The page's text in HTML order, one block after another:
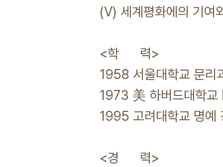
(Ⅴ) 세계평화에의 기
<학 력>
1958 서울대학교 문리
1973 美 하버드대학
1995 고려대학교 명예
<경 력>